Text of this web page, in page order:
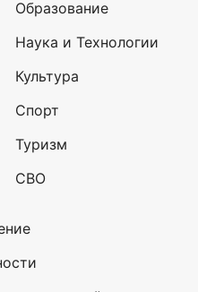
Образование
Наука и Технологии
Культура
Спорт
Туризм
СВО